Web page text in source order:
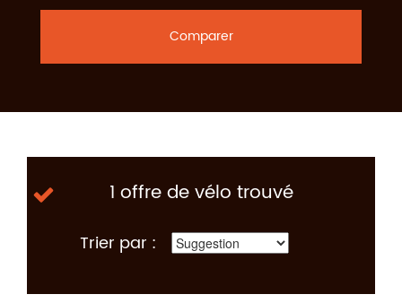
Comparer
1 offre de vélo trouvé
Trier par :